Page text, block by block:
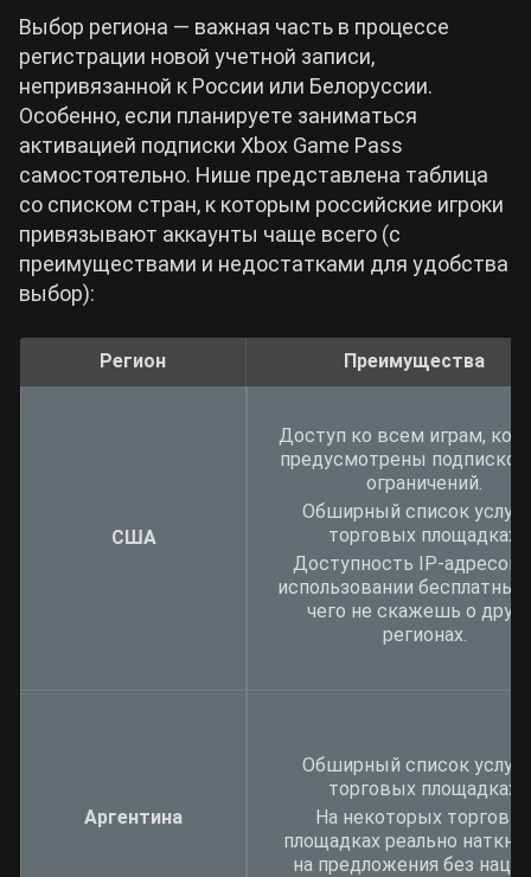
Выбор региона — важная часть в процессе
регистрации новой учетной записи,
непривязанной к России или Белоруссии.
Особенно, если планируете заниматься
активацией подписки Xbox Game Pass
самостоятельно. Нише представлена таблица
со списком стран, к которым российские игроки
привязывают аккаунты чаще всего (с
преимуществами и недостатками для удобства
выбор):
Регион Преимущества
США
Доступ ко всем играм,
предусмотрены
ограничений.
Обширный список услуг
торговых площадках.
Доступность IP-адресов
использовании бесплатных
чего не скажешь о
регионах.
Аргентина
Обширный список услуг
торговых площадках.
На некоторых
площадках реально
на предложения без